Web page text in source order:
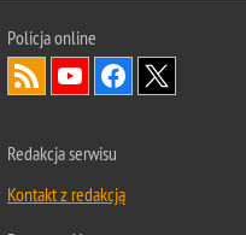
Policja online
Redakcja serwisu
Kontakt z redakcją